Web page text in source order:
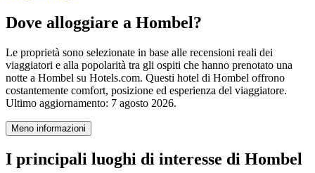
Dove alloggiare a Hombel?
Le proprietà sono selezionate in base alle recensioni reali dei
viaggiatori e alla popolarità tra gli ospiti che hanno prenotato una
notte a Hombel su Hotels.com. Questi hotel di Hombel offrono
costantemente comfort, posizione ed esperienza del viaggiatore.
Ultimo aggiornamento: 7 agosto 2026.
Meno informazioni
I principali luoghi di interesse di Hombel